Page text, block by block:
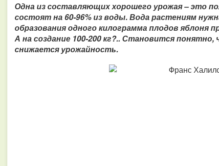
Одна из составляющих хорошего урожая – это
состоят на 60-96% из воды. Вода растениям
образования одного килограмма плодов яблоня
А на создание 100-200 кг?.. Становится
снижается урожайность.